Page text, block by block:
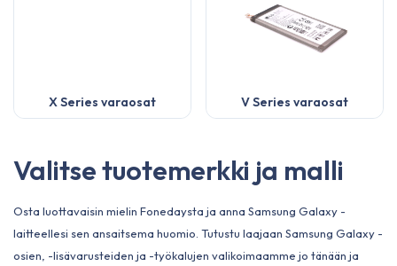
X Series varaosat V Series varaosat
Valitse tuotemerkki ja malli
Osta luottavaisin mielin Fonedaysta ja anna Samsung Galaxy -
laitteellesi sen ansaitsema huomio. Tutustu laajaan Samsung Galaxy -
osien, -lisävarusteiden ja -työkalujen valikoimaamme jo tänään ja